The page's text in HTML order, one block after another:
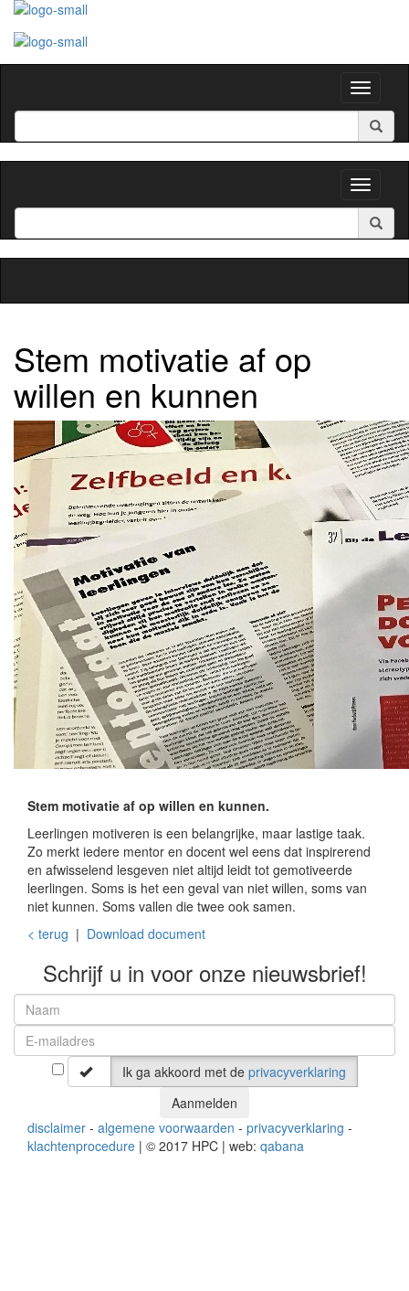
Toggle
Toggle
Stem motivatie af op
willen en kunnen
Stem motivatie af op willen en kunnen.
Leerlingen motiveren is een belangrijke, maar lastige taak.
Zo merkt iedere mentor en docent wel eens dat inspirerend
en afwisselend lesgeven niet altijd leidt tot gemotiveerde
leerlingen. Soms is het een geval van niet willen, soms van
niet kunnen. Soms vallen die twee ook samen.
< terug | Download document
Schrijf u in voor onze nieuwsbrief!
Ik ga akkoord met de privacyverklaring
Aanmelden
disclaimer - algemene voorwaarden - privacyverklaring -
klachtenprocedure | © 2017 HPC | web: qabana